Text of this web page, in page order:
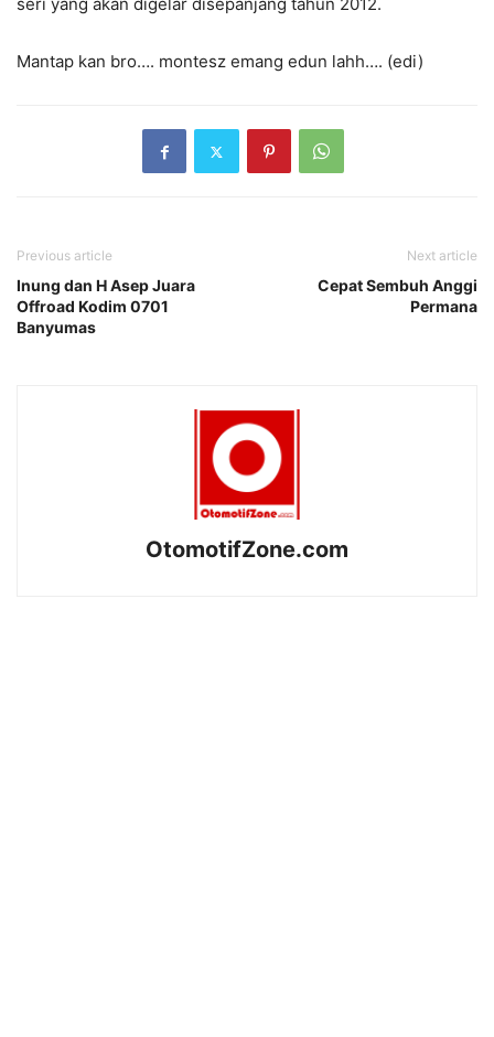
Mantap kan bro…. montesz emang edun lahh…. (edi)
Previous article
Inung dan H Asep Juara
Offroad Kodim 0701
Banyumas
Next article
Cepat Sembuh Anggi
Permana
OtomotifZone.com